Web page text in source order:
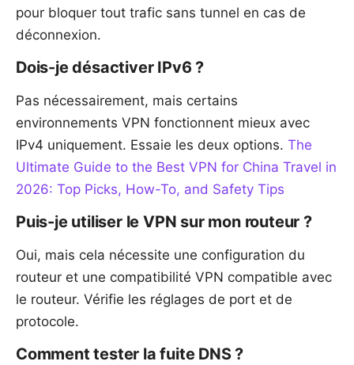
pour bloquer tout trafic sans tunnel en cas de
déconnexion.
Dois-je désactiver IPv6 ?
Pas nécessairement, mais certains
environnements VPN fonctionnent mieux avec
IPv4 uniquement. Essaie les deux options. The
Ultimate Guide to the Best VPN for China Travel in
2026: Top Picks, How-To, and Safety Tips
Puis-je utiliser le VPN sur mon routeur ?
Oui, mais cela nécessite une configuration du
routeur et une compatibilité VPN compatible avec
le routeur. Vérifie les réglages de port et de
protocole.
Comment tester la fuite DNS ?